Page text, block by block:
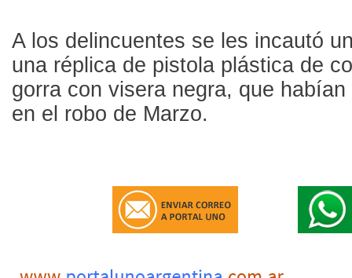
A los delincuentes se les incautó
una réplica de pistola plástica de
gorra con visera negra, que
en el robo de Marzo.